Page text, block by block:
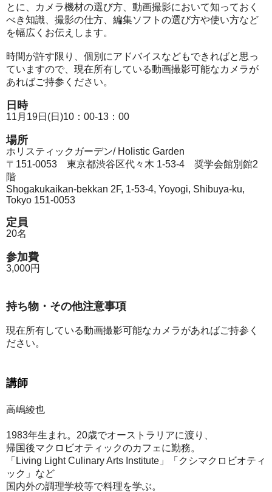
とに、カメラ機材の選び方、動画撮影において知っておく
べき知識、撮影の仕方、編集ソフトの選び方や使い方など
を幅広くお伝えします。
時間が許す限り、個別にアドバイスなどもできればと思っ
ていますので、現在所有している動画撮影可能なカメラが
あればご持参ください。
日時
11月19日(日)10：00-13：00
場所
ホリスティックガーデン/ Holistic Garden
〒151-0053 東京都渋谷区代々木 1-53-4 奨学会館別館2
階
Shogakukaikan-bekkan 2F, 1-53-4, Yoyogi, Shibuya-ku,
Tokyo 151-0053
定員
20名
参加費
​3,000円
持ち物・その他注意事項
現在所有している動画撮影可能なカメラがあればご持参く
ださい。
講師
高嶋綾也
1983年生まれ。20歳でオーストラリアに渡り、
帰国後マクロビオティックのカフェに勤務。
「Living Light Culinary Arts Institute」「クシマクロビオティ
ック」など
国内外の調理学校等で料理を学ぶ。